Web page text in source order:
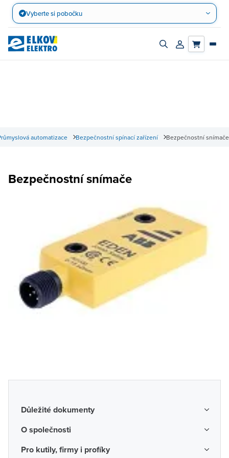
Přejít
obsah
Vyberte si pobočku
Zapnout/vypnout
Přihlásit/
Bezpečnostní snímače
Bezpečnostní spínací zařízení
automatizace
Bezpečnostní snímače
Důležité dokumenty
Obchodní podmínky
O společnosti
O nás
Pro kutily, firmy i profíky